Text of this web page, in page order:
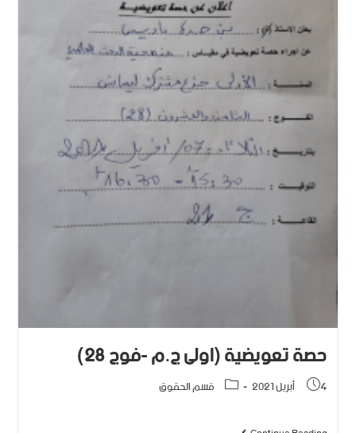
حصة تعويضية (اولى ج.م -فوج 28)
4 أبريل 2021 قسم الحقوق